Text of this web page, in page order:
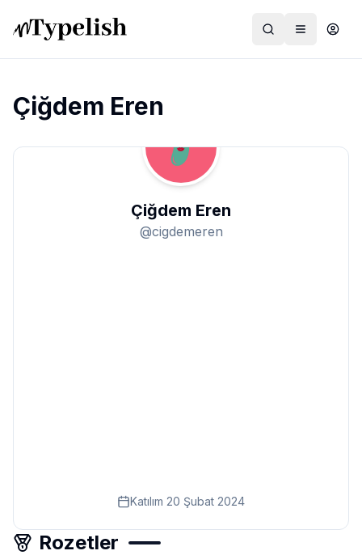
Dünya
Çiğdem Eren
Çiğdem Eren
@cigdemeren
Katılım 20 Şubat 2024
Rozetler